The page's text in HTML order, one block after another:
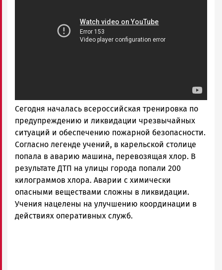
Сегодня началась всероссийская тренировка по
предупреждению и ликвидации чрезвычайных
ситуаций и обеспечению пожарной безопасности.
Согласно легенде учений, в карельской столице
попала в аварию машина, перевозящая хлор. В
результате ДТП на улицы города попали 200
килограммов хлора. Аварии с химически
опасными веществами сложны в ликвидации.
Учения нацелены на улучшению координации в
действиях оперативных служб.